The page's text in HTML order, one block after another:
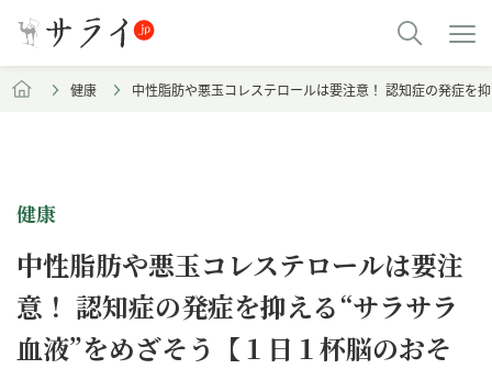
健康 中性脂肪や悪玉コレステロールは要注意！ 認知症の発症を
健康
中性脂肪や悪玉コレステロールは要注
意！ 認知症の発症を抑える“サラサラ
血液”をめざそう【１日１杯脳のおそ